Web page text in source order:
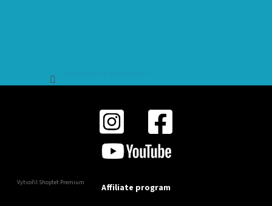
Vytvořil Shoptet Premium Affiliate program